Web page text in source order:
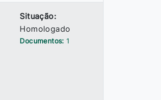
Situação:
Homologado
Documentos: 1